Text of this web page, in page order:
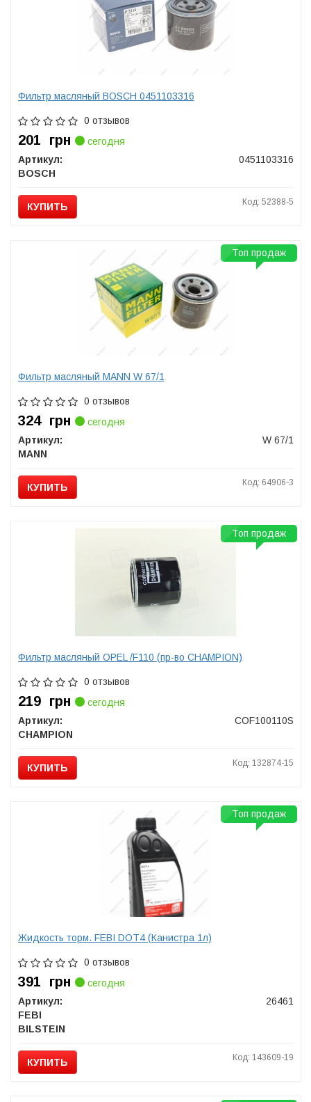
Фильтр масляный BOSCH 0451103316
0 отзывов
201 грн
сегодня
Артикул:
0451103316
BOSCH
КУПИТЬ Код: 52388-5
Фильтр масляный MANN W 67/1
0 отзывов
324 грн
сегодня
Артикул:
W 67/1
MANN
КУПИТЬ Код: 64906-3
Топ продаж
Фильтр масляный OPEL /F110 (пр-во CHAMPION)
0 отзывов
219 грн
сегодня
Артикул:
COF100110S
CHAMPION
КУПИТЬ Код: 132874-15
Топ продаж
Жидкость торм. FEBI DOT4 (Канистра 1л)
0 отзывов
391 грн
сегодня
Артикул:
26461
FEBI
BILSTEIN
КУПИТЬ Код: 143609-19
Топ продаж